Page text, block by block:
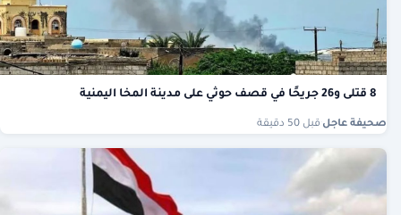
8 قتلى و26 جريحًا في قصف حوثي على مدينة المخا اليمنية
صحيفة عاجل قبل 50 دقيقة